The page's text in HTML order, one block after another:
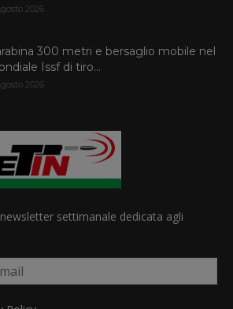
2026
300 metri e bersaglio mobile nel
Issf di tiro...
2026
settimanale dedicata agli